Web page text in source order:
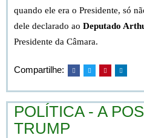
quando ele era o Presidente, só
dele declarado ao Deputado
Presidente da Câmara.
Compartilhe:
POLÍTICA - A
TRUMP